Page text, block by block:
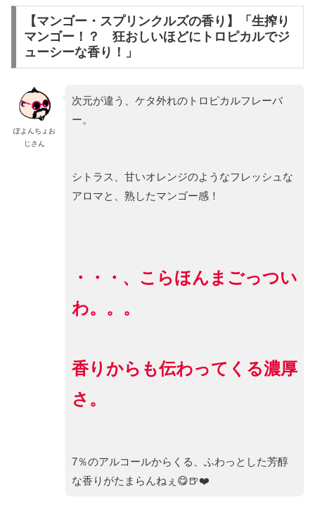
【マンゴー・スプリンクルズの香り】「生搾り
マンゴー！？ 狂おしいほどにトロピカルでジ
ューシーな香り！」
ぽよんちょお
じさん
次元が違う、ケタ外れのトロピカルフレーバ
ー。
シトラス、甘いオレンジのようなフレッシュな
アロマと、熟したマンゴー感！
・・・、こらほんまごっつい
わ。。。
香りからも伝わってくる濃厚
さ。
7％のアルコールからくる、ふわっとした芳醇
な香りがたまらんねぇ😋🍺❤️